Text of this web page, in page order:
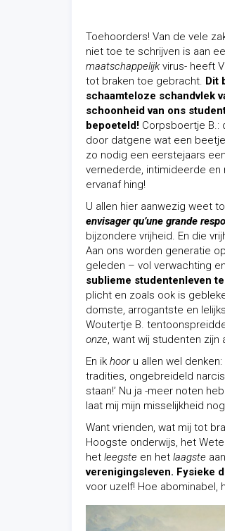
Toehoorders! Van de vele
niet toe te schrijven is aan
maatschappelijk virus- heeft
tot braken toe gebracht. Dit
schaamteloze schandvlek
schoonheid van ons
bepoeteld! Corpsboertje B.:
door datgene wat een
zo nodig een eerstejaars
vernederde, intimideerde en
ervanaf hing!
U allen hier aanwezig weet
envisager qu’une grande
bijzondere vrijheid. En die
Aan ons worden generatie
geleden – vol verwachting
sublieme studentenleven
plicht en zoals ook is
domste, arrogantste en
Woutertje B.
onze, want wij studenten zijn
En ik hooru allen wel denken:
tradities, ongebreideld
staan!’ Nu ja -meer noten
laat mij mijn misselijkheid
Want vrienden, wat mij tot
Hoogste onderwijs, het
het leegste en het laagste
verenigingsleven. Fysieke
voor uzelf! Hoe abominabel,